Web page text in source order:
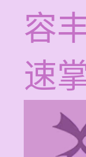
容
速